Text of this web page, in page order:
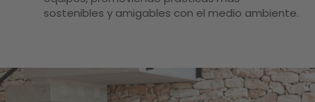
sostenibles y amigables con el medio ambiente.